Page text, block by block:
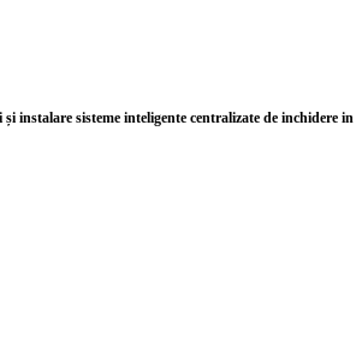
instalare sisteme inteligente centralizate de inchidere